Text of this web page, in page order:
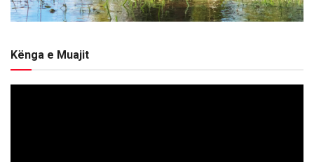
Kënga e Muajit